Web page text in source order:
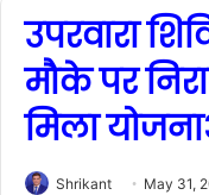
उपरवारा
मौके पर
मिला
Shrikant May 31,